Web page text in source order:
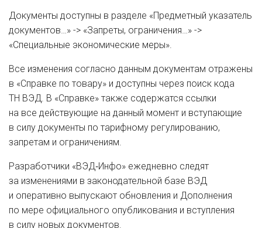
Документы доступны в разделе «Предметный указатель
документов…» -> «Запреты, ограничения…» ->
«Специальные экономические меры».
Все изменения согласно данным документам отражены
в «Справке по товару» и доступны через поиск кода
ТН ВЭД. В «Справке» также содержатся ссылки
на все действующие на данный момент и вступающие
в силу документы по тарифному регулированию,
запретам и ограничениям.
Разработчики «ВЭД‑Инфо» ежедневно следят
за изменениями в законодательной базе ВЭД
и оперативно выпускают обновления и Дополнения
по мере официального опубликования и вступления
в силу новых документов.